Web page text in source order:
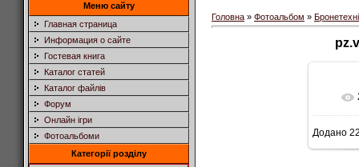
Меню сайту
Главная страница
Информация о сайте
Гостевая книга
Каталог статей
Каталог файлів
Форум
Онлайн ігри
Фотоальбоми
Категорії розділу
Головна » Фотоальбом »
Додано